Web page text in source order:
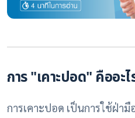
การ "เคาะปอด" คืออะไ
การเคาะปอด เป็นการใช้ฝ่า